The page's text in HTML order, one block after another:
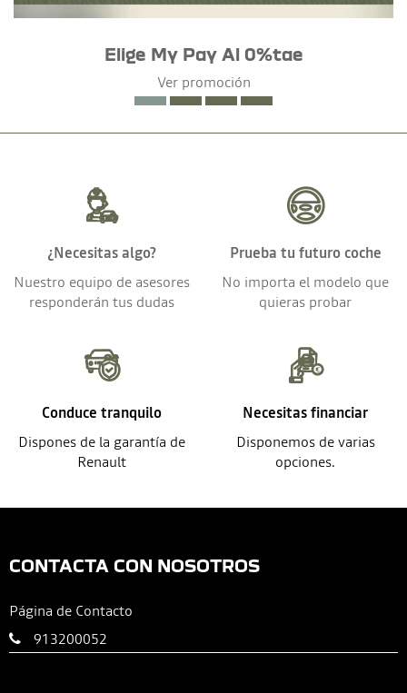
Elige My Pay Al 0%tae
Ver promoción
¿Necesitas algo?
Nuestro equipo de asesores
responderán tus dudas
Prueba tu futuro coche
No importa el modelo que
quieras probar
Conduce tranquilo
Dispones de la garantía de
Renault
Necesitas financiar
Disponemos de varias
opciones.
CONTACTA CON NOSOTROS
Página de Contacto
913200052